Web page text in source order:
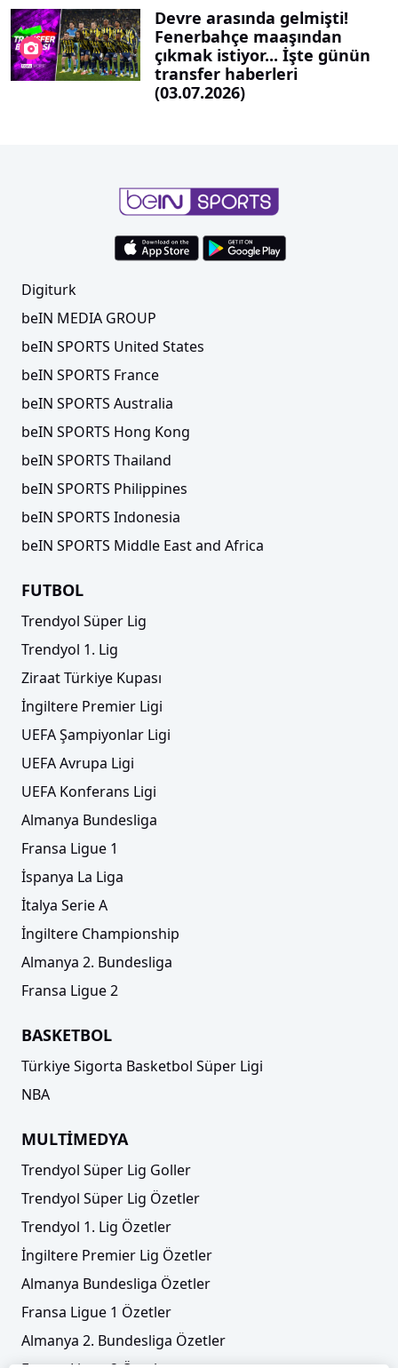
Devre arasında gelmişti!
Fenerbahçe maaşından
çıkmak istiyor... İşte günün
transfer haberleri
(03.07.2026)
Digiturk
beIN MEDIA GROUP
beIN SPORTS United States
beIN SPORTS France
beIN SPORTS Australia
beIN SPORTS Hong Kong
beIN SPORTS Thailand
beIN SPORTS Philippines
beIN SPORTS Indonesia
beIN SPORTS Middle East and Africa
FUTBOL
Trendyol Süper Lig
Trendyol 1. Lig
Ziraat Türkiye Kupası
İngiltere Premier Ligi
UEFA Şampiyonlar Ligi
UEFA Avrupa Ligi
UEFA Konferans Ligi
Almanya Bundesliga
Fransa Ligue 1
İspanya La Liga
İtalya Serie A
İngiltere Championship
Almanya 2. Bundesliga
Fransa Ligue 2
BASKETBOL
Türkiye Sigorta Basketbol Süper Ligi
NBA
MULTİMEDYA
Trendyol Süper Lig Goller
Trendyol Süper Lig Özetler
Trendyol 1. Lig Özetler
İngiltere Premier Lig Özetler
Almanya Bundesliga Özetler
Fransa Ligue 1 Özetler
Almanya 2. Bundesliga Özetler